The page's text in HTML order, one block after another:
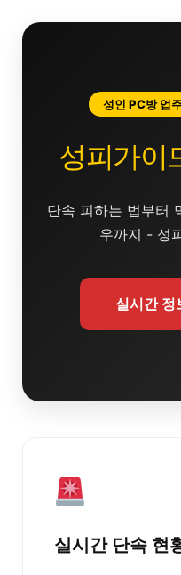
성인 PC방 업
성피가이
단속 피하는 법부터
우까지 - 성
실시간 정
실시간 단속 현